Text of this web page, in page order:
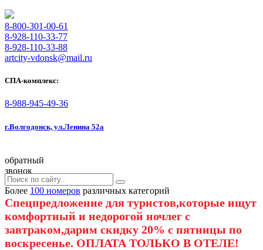
8-800-301-00-61
8-928-110-33-77
8-928-110-33-88
artcity-vdonsk@mail.ru
СПА-комплекс:
8-988-945-49-36
г.Волгодонск, ул.Ленина 52а
обратный
звонок
Более 100 номеров различных категорий
Спецпредложение для туристов,которые ищут
комфортный и недорогой ночлег с
завтраком,дарим скидку 20% с пятницы по
воскресенье. ОПЛАТА ТОЛЬКО В ОТЕЛЕ!